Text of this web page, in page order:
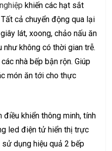
khiến các hạt sắt
cả chuyển động qua lại
lát, xoong, chảo nấu ăn
như không có thời gian trễ.
nhà bếp bận rộn. Giúp
món ăn tới cho thực
khiển thông minh, tính
led điện tử hiển thị trực
dụng hiệu quả 2 bếp